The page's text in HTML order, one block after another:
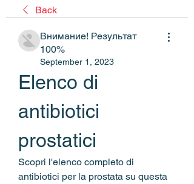
Back
Внимание! Результат
100%
September 1, 2023
Elenco di
antibiotici
prostatici
Scopri l'elenco completo di
antibiotici per la prostata su questa